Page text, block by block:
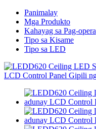
Panimalay
Mga Produkto
Kahayag sa Pag-opera
Tipo sa Kisame
Tipo sa LED